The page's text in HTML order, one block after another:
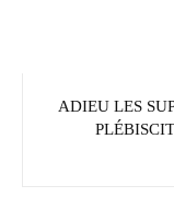
ADIEU LES